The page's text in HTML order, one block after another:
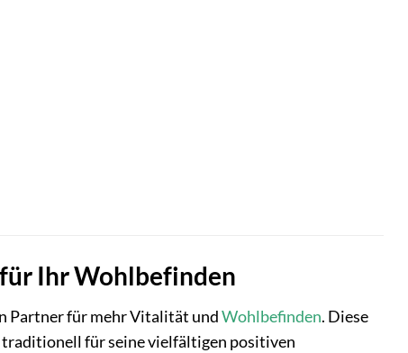
Ihr Wohlbefinden
Partner für mehr Vitalität undWohlbefinden. Diese
für seine vielfältigen positiven